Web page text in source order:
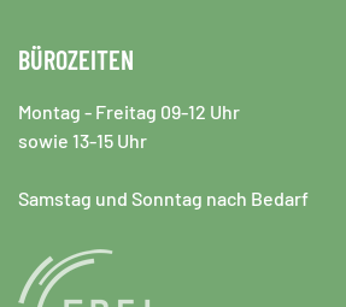
BÜROZEITEN
Montag - Freitag 09-12 Uhr
sowie 13-15 Uhr
Samstag und Sonntag nach Bedarf